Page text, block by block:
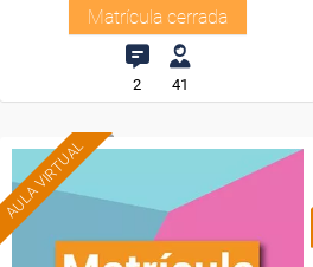
Matrícula cerrada
2 41
AULA VIRTUAL